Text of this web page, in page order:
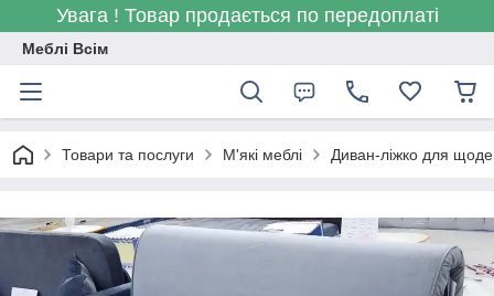
Увага ! Товар продається по передоплаті
Меблі Всім
Товари та послуги М'які меблі Диван-ліжко для